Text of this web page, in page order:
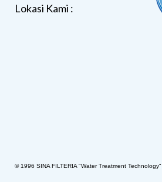
Lokasi Kami :
© 1996 SINA FILTERIA "Water Treatment Technology"